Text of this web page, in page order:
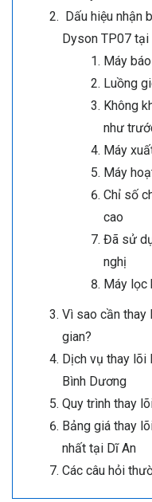
​​​​​​​Dấu hiệu nhận
Dyson TP07 tại
Máy
Luồng
Không
như
Máy
Máy
Chỉ số
cao
Đã sử
nghị
Máy lọc
Vì sao cần thay
gian?
Dịch vụ thay lõi
Bình Dương
Quy trình thay
Bảng giá thay
nhất tại Dĩ An
Các câu hỏi